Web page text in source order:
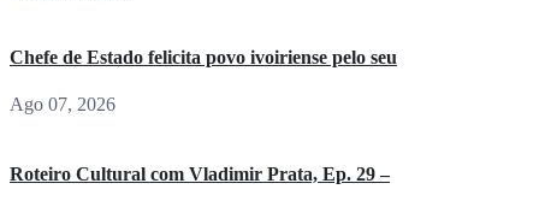
Chefe de Estado felicita povo ivoiriense pelo seu
Ago 07, 2026
Roteiro Cultural com Vladimir Prata, Ep. 29 –